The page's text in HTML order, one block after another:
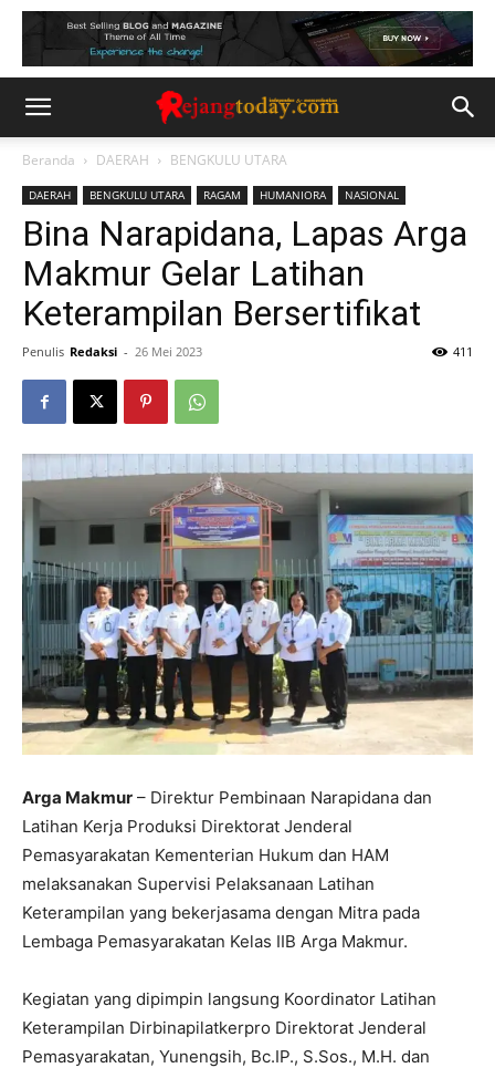
Beranda DAERAH BENGKULU UTARA
DAERAH BENGKULU UTARA RAGAM HUMANIORA NASIONAL
Bina Narapidana, Lapas Arga
Makmur Gelar Latihan
Keterampilan Bersertifikat
Penulis Redaksi - 26 Mei 2023 411
Arga Makmur – Direktur Pembinaan Narapidana dan
Latihan Kerja Produksi Direktorat Jenderal
Pemasyarakatan Kementerian Hukum dan HAM
melaksanakan Supervisi Pelaksanaan Latihan
Keterampilan yang bekerjasama dengan Mitra pada
Lembaga Pemasyarakatan Kelas IIB Arga Makmur.
Kegiatan yang dipimpin langsung Koordinator Latihan
Keterampilan Dirbinapilatkerpro Direktorat Jenderal
Pemasyarakatan, Yunengsih, Bc.IP., S.Sos., M.H. dan